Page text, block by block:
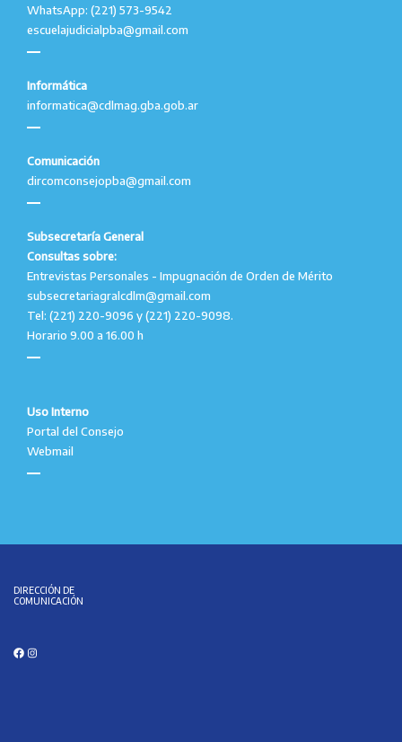
WhatsApp: (221) 573-9542
escuelajudicialpba@gmail.com
Informática
informatica@cdlmag.gba.gob.ar
Comunicación
dircomconsejopba@gmail.com
Subsecretaría General
Consultas sobre:
Entrevistas Personales - Impugnación de Orden de Mérito
subsecretariagralcdlm@gmail.com
Tel: (221) 220-9096 y (221) 220-9098.
Horario 9.00 a 16.00 h
Uso Interno
Portal del Consejo
Webmail
DIRECCIÓN DE
COMUNICACIÓN